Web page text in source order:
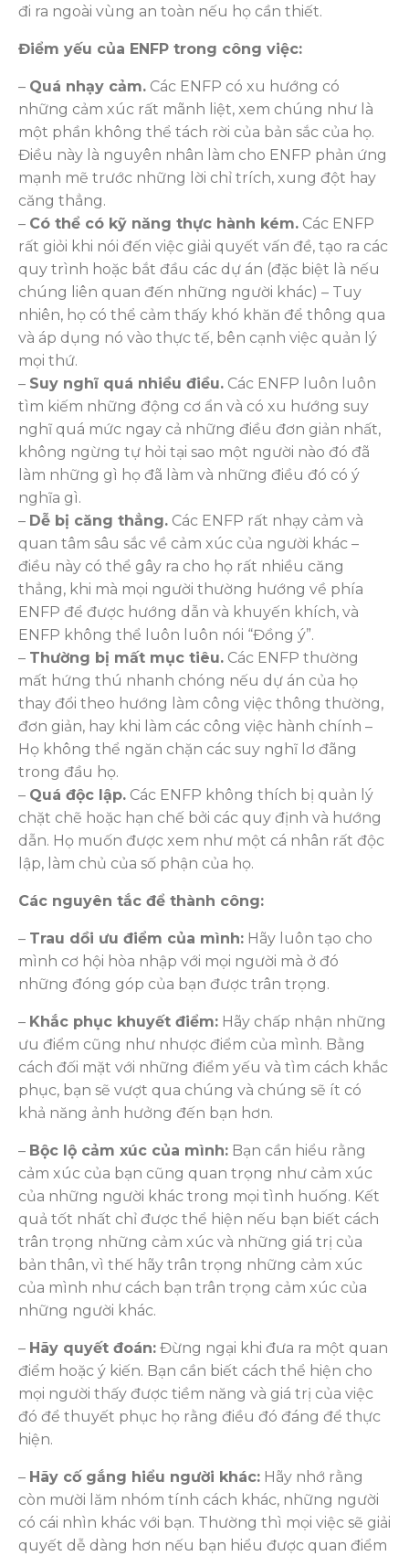
đi ra ngoài vùng an toàn nếu họ cần thiết.
Điểm yếu của ENFP trong công việc:
– Quá nhạy cảm. Các ENFP có xu hướng có
những cảm xúc rất mãnh liệt, xem chúng như là
một phần không thể tách rời của bản sắc của họ.
Điều này là nguyên nhân làm cho ENFP phản ứng
mạnh mẽ trước những lời chỉ trích, xung đột hay
căng thẳng.
– Có thể có kỹ năng thực hành kém. Các ENFP
rất giỏi khi nói đến việc giải quyết vấn đề, tạo ra các
quy trình hoặc bắt đầu các dự án (đặc biệt là nếu
chúng liên quan đến những người khác) – Tuy
nhiên, họ có thể cảm thấy khó khăn để thông qua
và áp dụng nó vào thực tế, bên cạnh việc quản lý
mọi thứ.
– Suy nghĩ quá nhiều điều. Các ENFP luôn luôn
tìm kiếm những động cơ ẩn và có xu hướng suy
nghĩ quá mức ngay cả những điều đơn giản nhất,
không ngừng tự hỏi tại sao một người nào đó đã
làm những gì họ đã làm và những điều đó có ý
nghĩa gì.
– Dễ bị căng thẳng. Các ENFP rất nhạy cảm và
quan tâm sâu sắc về cảm xúc của người khác –
điều này có thể gây ra cho họ rất nhiều căng
thẳng, khi mà mọi người thường hướng về phía
ENFP để được hướng dẫn và khuyến khích, và
ENFP không thể luôn luôn nói “Đồng ý”.
– Thường bị mất mục tiêu. Các ENFP thường
mất hứng thú nhanh chóng nếu dự án của họ
thay đổi theo hướng làm công việc thông thường,
đơn giản, hay khi làm các công việc hành chính –
Họ không thể ngăn chặn các suy nghĩ lơ đãng
trong đầu họ.
– Quá độc lập. Các ENFP không thích bị quản lý
chặt chẽ hoặc hạn chế bởi các quy định và hướng
dẫn. Họ muốn được xem như một cá nhân rất độc
lập, làm chủ của số phận của họ.
Các nguyên tắc để thành công:
– Trau dồi ưu điểm của mình: Hãy luôn tạo cho
mình cơ hội hòa nhập với mọi người mà ở đó
những đóng góp của bạn được trân trọng.
– Khắc phục khuyết điểm: Hãy chấp nhận những
ưu điểm cũng như nhược điểm của mình. Bằng
cách đối mặt với những điểm yếu và tìm cách khắc
phục, bạn sẽ vượt qua chúng và chúng sẽ ít có
khả năng ảnh hưởng đến bạn hơn.
– Bộc lộ cảm xúc của mình: Bạn cần hiểu rằng
cảm xúc của bạn cũng quan trọng như cảm xúc
của những người khác trong mọi tình huống. Kết
quả tốt nhất chỉ được thể hiện nếu bạn biết cách
trân trọng những cảm xúc và những giá trị của
bản thân, vì thế hãy trân trọng những cảm xúc
của mình như cách bạn trân trọng cảm xúc của
những người khác.
– Hãy quyết đoán: Đừng ngại khi đưa ra một quan
điểm hoặc ý kiến. Bạn cần biết cách thể hiện cho
mọi người thấy được tiềm năng và giá trị của việc
đó để thuyết phục họ rằng điều đó đáng để thực
hiện.
– Hãy cố gắng hiểu người khác: Hãy nhớ rằng
còn mười lăm nhóm tính cách khác, những người
có cái nhìn khác với bạn. Thường thì mọi việc sẽ giải
quyết dễ dàng hơn nếu bạn hiểu được quan điểm